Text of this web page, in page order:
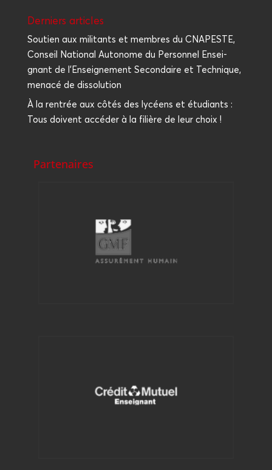
Der­niers articles
Sou­tien aux mili­tants et membres du CNAPESTE,
Conseil Natio­nal Auto­nome du Per­son­nel Ensei­
gnant de l’Enseignement Secon­daire et Tech­nique,
mena­cé de dissolution
À la ren­trée aux côtés des lycéens et étu­diants :
Tous doivent accé­der à la filière de leur choix !
Partenaires